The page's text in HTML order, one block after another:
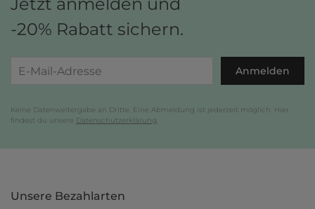
-20% Rabatt sichern.
Anmelden
Keine Datenweitergabe an Dritte. Eine Abmeldung ist jederzeit möglich. Hier
findest du unsere Datenschutzerklärung
Unsere Bezahlarten